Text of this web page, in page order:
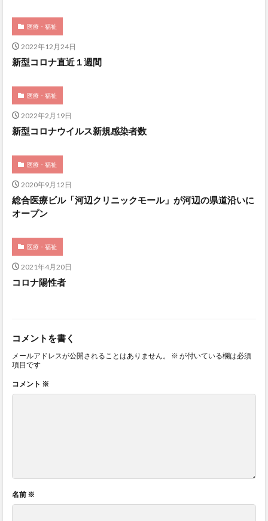
医療・福祉
2022年12月24日
新型コロナ直近１週間
医療・福祉
2022年2月19日
新型コロナウイルス新規感染者数
医療・福祉
2020年9月12日
総合医療ビル「河辺クリニックモール」が河辺の県道沿いに
オープン
医療・福祉
2021年4月20日
コロナ陽性者
コメントを書く
メールアドレスが公開されることはありません。 ※ が付いている欄は必須
項目です
コメント ※
名前 ※